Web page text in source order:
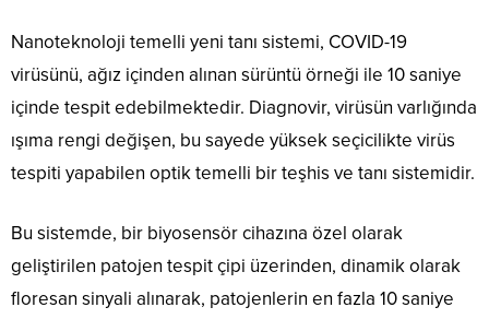
Nanoteknoloji temelli yeni tanı sistemi, COVID-19
virüsünü, ağız içinden alınan sürüntü örneği ile 10 saniye
içinde tespit edebilmektedir. Diagnovir, virüsün varlığında
ışıma rengi değişen, bu sayede yüksek seçicilikte virüs
tespiti yapabilen optik temelli bir teşhis ve tanı sistemidir.
Bu sistemde, bir biyosensör cihazına özel olarak
geliştirilen patojen tespit çipi üzerinden, dinamik olarak
floresan sinyali alınarak, patojenlerin en fazla 10 saniye